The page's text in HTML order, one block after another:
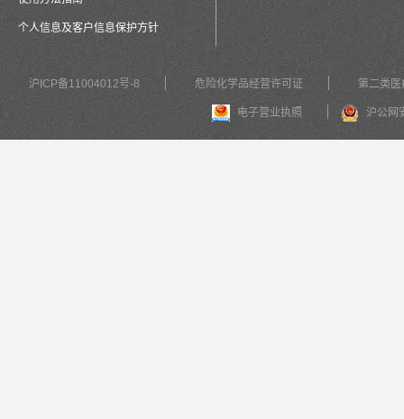
个人信息及客户信息保护方针
沪ICP备11004012号-8 危险化学品经营许可证 第二类医
电子营业执照 沪公网